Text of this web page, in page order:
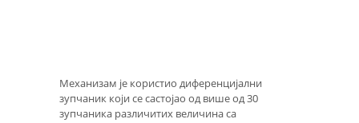
Механизам је користио диференцијални
зупчаник који се састојао од више од 30
зупчаника различитих величина са